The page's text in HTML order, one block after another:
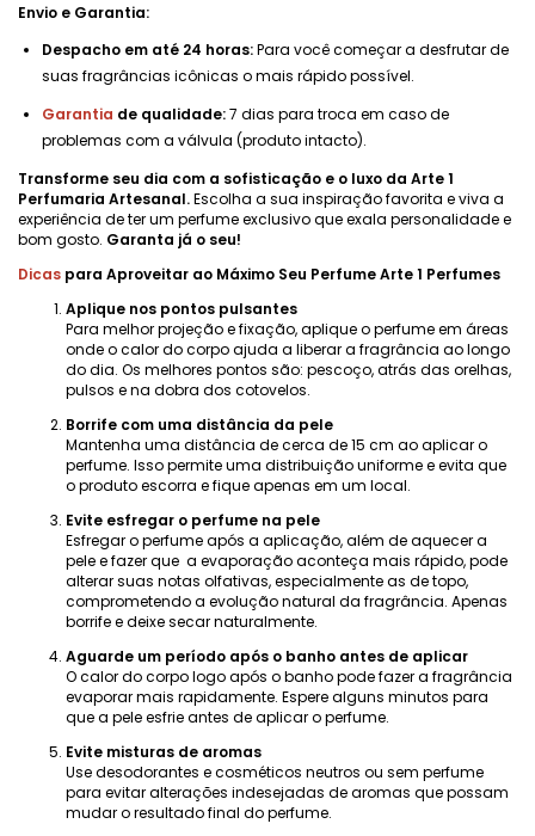
Envio e Garantia:
Despacho em até 24 horas:Para você começar a desfrutar de
suas fragrâncias icônicas o mais rápido possível.
Garantia de qualidade:7 dias para troca em caso de
problemas com a válvula (produto intacto).
Transforme seu dia com a sofisticação e o luxo da Arte 1
Perfumaria Artesanal.Escolha a sua inspiração favorita e viva a
experiência de ter um perfume exclusivo que exala personalidade e
bom gosto. Garanta já o seu!
Dicas para Aproveitar ao Máximo Seu Perfume Arte 1 Perfumes
Aplique nos pontos pulsantes
Para melhor projeção e fixação, aplique o perfume em áreas
onde o calor do corpo ajuda a liberar a fragrância ao longo
do dia. Os melhores pontos são: pescoço, atrás das orelhas,
pulsos e na dobra dos cotovelos.
Borrife com uma distância da pele
Mantenha uma distância de cerca de 15 cm ao aplicar o
perfume. Isso permite uma distribuição uniforme e evita que
o produto escorra e fique apenas em um local.
Evite esfregar o perfume na pele
Esfregar o perfume após a aplicação, além de aquecer a
pele e fazer que a evaporação aconteça mais rápido, pode
alterar suas notas olfativas, especialmente as de topo,
comprometendo a evolução natural da fragrância. Apenas
borrife e deixe secar naturalmente.
Aguarde um período após o banho antes de aplicar
O calor do corpo logo após o banho pode fazer a fragrância
evaporar mais rapidamente. Espere alguns minutos para
que a pele esfrie antes de aplicar o perfume.
Evite misturas ​​de aromas
Use desodorantes e cosméticos neutros ou sem perfume
para evitar alterações indesejadas de aromas que possam
mudar o resultado final do perfume.